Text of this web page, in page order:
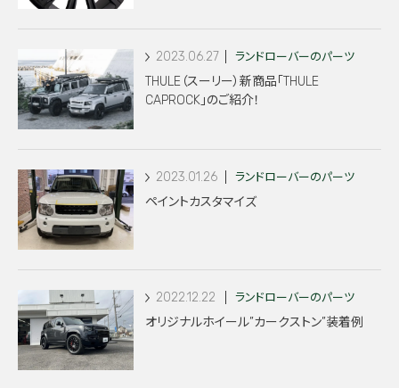
2023.06.27 ランドローバーのパーツ
THULE（スーリー）新商品「THULE
CAPROCK」のご紹介！
2023.01.26 ランドローバーのパーツ
ペイントカスタマイズ
2022.12.22 ランドローバーのパーツ
オリジナルホイール”カークストン”装着例